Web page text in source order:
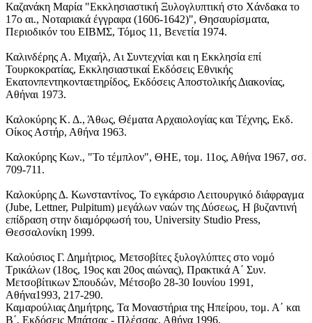
Καζανάκη Μαρία "Εκκλησιαστική Ξυλογλυπτική στο Χάνδακα το
17ο αι., Νοταριακά έγγραφα (1606-1642)", Θησαυρίσματα,
Περιοδικόν του ΕΙΒΜΣ, Τόμος 11, Βενετία 1974.
Καλινδέρης Α. Μιχαήλ, Αι Συντεχνίαι και η Εκκλησία επί
Τουρκοκρατίας, Εκκλησιαστικαί Εκδόσεις Εθνικής
Εκατονπεντηκονταετηρίδος, Εκδόσεις Αποστολικής Διακονίας,
Αθήναι 1973.
Καλοκύρης Κ. Δ., Άθως, Θέματα Αρχαιολογίας και Τέχνης, Εκδ.
Οίκος Αστήρ, Αθήνα 1963.
Καλοκύρης Κων., "Το τέμπλον", ΘΗΕ, τομ. 11ος, Αθήνα 1967, σσ.
709-711.
Καλοκύρης Δ. Κωνσταντίνος, Το εγκάρσιο Λειτουργικό διάφραγμα
(Jube, Lettner, Pulpitum) μεγάλων ναών της Δύσεως, Η βυζαντινή
επίδραση στην διαμόρφωσή του, University Studio Press,
Θεσσαλονίκη 1999.
Καλούσιος Γ. Δημήτριος, Μετσοβίτες ξυλογλύπτες στο νομό
Τρικάλων (18ος, 19ος και 20ος αιώνας), Πρακτικά Α΄ Συν.
Μετσοβίτικων Σπουδών, Μέτσοβο 28-30 Ιουνίου 1991,
Αθήνα1993, 217-290.
Καμαρούλιας Δημήτρης, Τα Μοναστήρια της Ηπείρου, τομ. Α΄ και
Β΄, Εκδόσεις Μπάτσας - Πλέσσας, Αθήνα 1996.